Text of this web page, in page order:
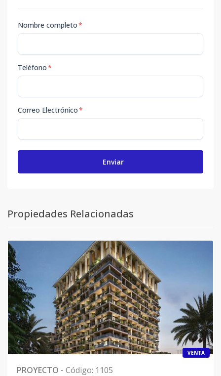
Nombre completo*
Teléfono*
Correo Electrónico*
Enviar
Propiedades Relacionadas
VENTA
PROYECTO - Código: 1105